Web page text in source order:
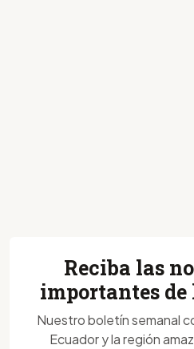
Reciba las
importantes
Nuestro boletín semanal
Ecuador y la región